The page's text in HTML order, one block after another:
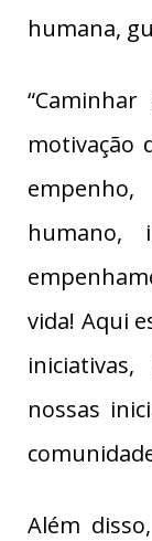
humana,
motivação
humano,
vida! Aqui
nossas
Além